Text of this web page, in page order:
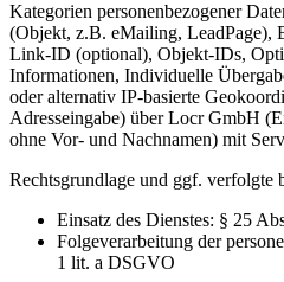
Kategorien personenbezogener
(Objekt, z.B. eMailing, LeadPage),
Link-ID (optional), Objekt-IDs,
Informationen, Individuelle
oder alternativ IP-basierte
Adresseingabe) über Locr GmbH
ohne Vor- und Nachnamen) mit
Rechtsgrundlage und ggf. verfolgte
Einsatz des Dienstes: § 25
Folgeverarbeitung der
1 lit. a DSGVO